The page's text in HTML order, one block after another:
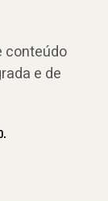
conteúdo
e de